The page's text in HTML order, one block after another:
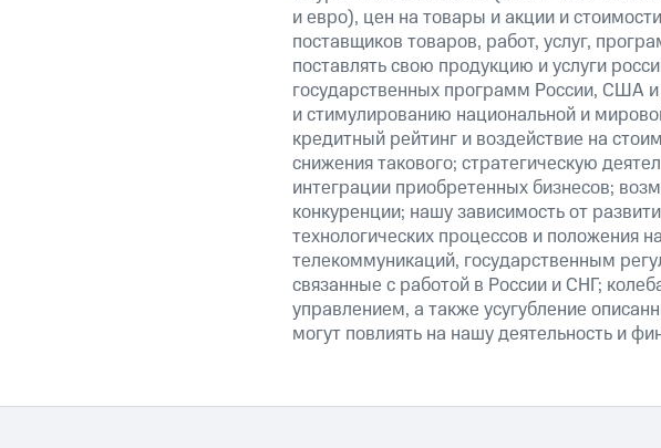
и евро), цен на товары и акции и
поставщиков товаров, работ, услуг,
поставлять свою продукцию и услуги
государственных программ России, США
и стимулированию национальной и
кредитный рейтинг и воздействие на
снижения такового; стратегическую
интеграции приобретенных бизнесов;
конкуренции; нашу зависимость от
технологических процессов и положения
телекоммуникаций, государственным
связанные с работой в России и СНГ;
управлением, а также усугубление
могут повлиять на нашу деятельность и